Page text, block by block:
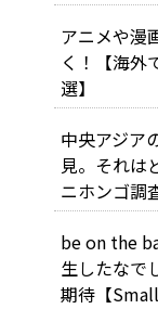
アニメや漫
く！【海外
選】
中央アジア
見。それは
ニホンゴ調
be on the
生したなで
期待【Small